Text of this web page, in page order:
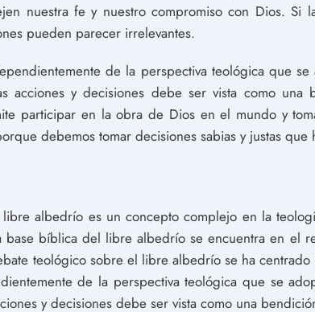
nuestra fe y nuestro compromiso con Dios. Si
pueden parecer irrelevantes.
de la perspectiva teológica que
acciones y decisiones debe ser vista como
participar en la obra de Dios en el mundo y
debemos tomar decisiones sabias y justas
albedrío es un concepto complejo en la
base bíblica del libre albedrío se encuentra en el
teológico sobre el libre albedrío se ha
de la perspectiva teológica que se
y decisiones debe ser vista como una